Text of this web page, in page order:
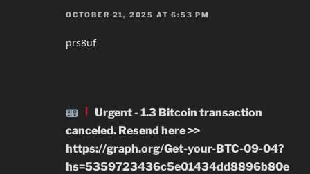
OCTOBER 21, 2025 AT 6:53 PM
prs8uf
Urgent - 1.3 Bitcoin transaction
canceled. Resend here >>
https://graph.org/Get-your-BTC-09-04?
hs=5359723436c5e01434dd8896b80e